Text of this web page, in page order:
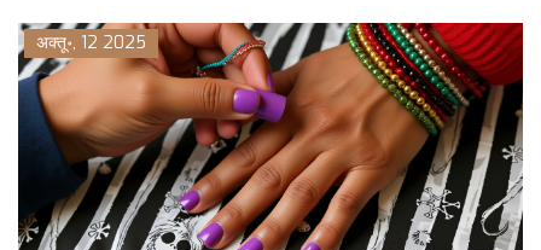
अक्तू॰, 12 2025